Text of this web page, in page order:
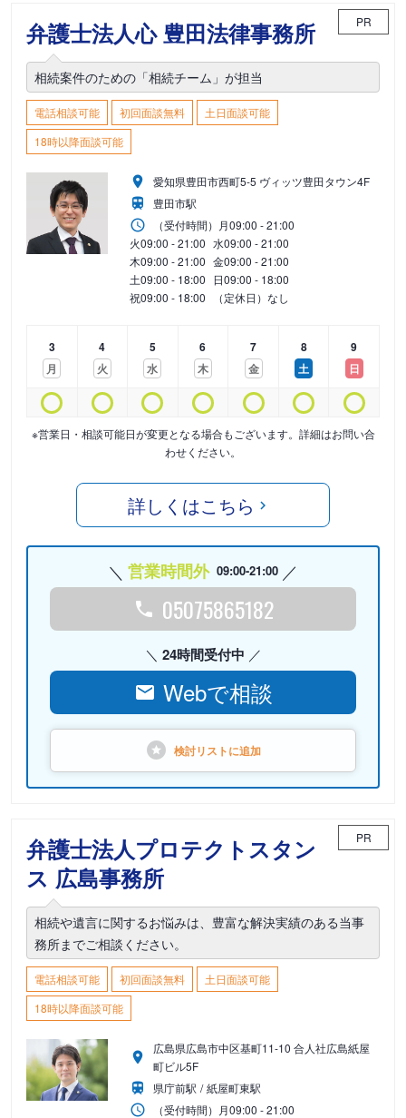
弁護士法人心 豊田法律事務所 PR
相続案件のための「相続チーム」が担当
電話相談可能 初回面談無料
土日面談可能
18時以降面談可能
愛知県豊田市西町5-5 ヴィッツ豊田タウン4F
豊田市駅
（受付時間） 月09:00 - 21:00
火09:00 - 21:00 水09:00 - 21:00
木09:00 - 21:00 金09:00 - 21:00
土09:00 - 18:00 日09:00 - 18:00
祝09:00 - 18:00 （定休日）なし
3
月
4
火
5
水
6
木
7
金
8
土
9
日
※営業日・相談可能日が変更となる場合もございます。詳細はお問い合
わせください。
詳しくはこちら
営業時間外 09:00-21:00
05075865182
24時間受付中
Webで相談
検討リストに追加
弁護士法人プロテクトスタン
ス 広島事務所
PR
相続や遺言に関するお悩みは、豊富な解決実績のある当事
務所までご相談ください。
電話相談可能 初回面談無料
土日面談可能
18時以降面談可能
広島県広島市中区基町11-10 合人社広島紙屋
町ビル5F
県庁前駅
紙屋町東駅
（受付時間） 月09:00 - 21:00